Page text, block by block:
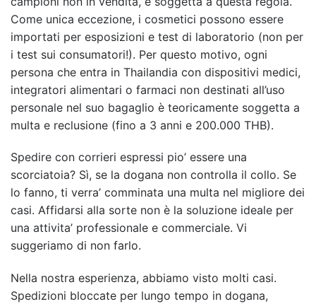
Come unica eccezione, i cosmetici possono essere
importati per esposizioni e test di laboratorio (non per
i test sui consumatori!). Per questo motivo, ogni
persona che entra in Thailandia con dispositivi medici,
integratori alimentari o farmaci non destinati all’uso
personale nel suo bagaglio è teoricamente soggetta a
multa e reclusione (fino a 3 anni e 200.000 THB).
Spedire con corrieri espressi pio’ essere una
scorciatoia? Sì, se la dogana non controlla il collo. Se
lo fanno, ti verra’ comminata una multa nel migliore dei
casi. Affidarsi alla sorte non è la soluzione ideale per
una attivita’ professionale e commerciale. Vi
suggeriamo di non farlo.
Nella nostra esperienza, abbiamo visto molti casi.
Spedizioni bloccate per lungo tempo in dogana,